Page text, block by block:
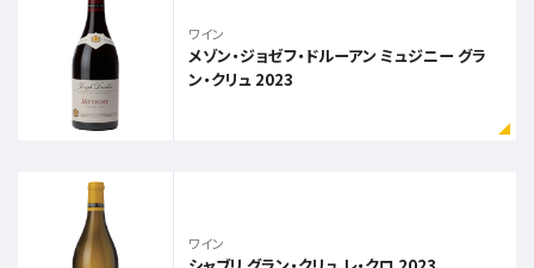
ワイン
メゾン・ジョゼフ・ドルーアン ミュジニー グラ
ン・クリュ 2023
ワイン